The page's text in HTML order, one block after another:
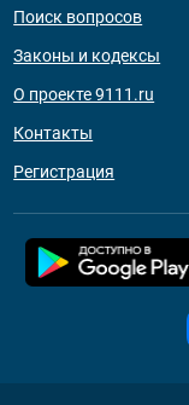
Поиск вопросов
Законы и кодексы
О проекте 9111.ru
Контакты
Регистрация